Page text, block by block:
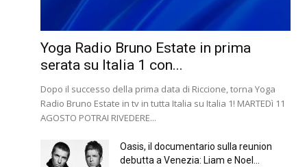
Yoga Radio Bruno Estate in prima
serata su Italia 1 con...
Dopo il successo della prima data di Riccione, torna Yoga
Radio Bruno Estate in tv in tutta Italia su Italia 1! MARTEDì 11
AGOSTO POTRAI RIVEDERE...
Oasis, il documentario sulla reunion
debutta a Venezia: Liam e Noel...